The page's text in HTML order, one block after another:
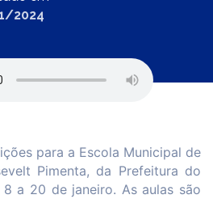
2024
para a Escola Municipal de
Pimenta, da Prefeitura do
a 20 de janeiro. As aulas são